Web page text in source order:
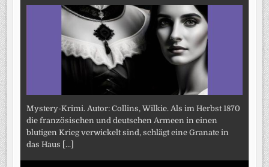
Mystery-Krimi. Autor: Collins, Wilkie. Als im Herbst 1870
die französischen und deutschen Armeen in einen
blutigen Krieg verwickelt sind, schlägt eine Granate in
das Haus [...]